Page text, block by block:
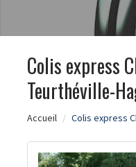
Colis express
Teurthéville-
Accueil Colis express